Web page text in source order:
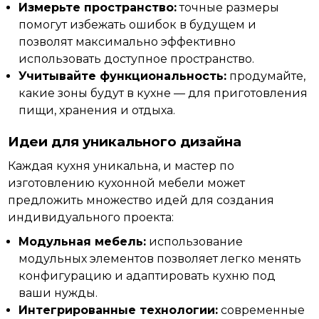
Измерьте пространство:точные размеры
помогут избежать ошибок в будущем и
позволят максимально эффективно
использовать доступное пространство.
Учитывайте функциональность: продумайте,
какие зоны будут в кухне — для приготовления
пищи, хранения и отдыха.
Идеи для уникального дизайна
Каждая кухня уникальна, и мастер по
изготовлению кухонной мебели может
предложить множество идей для создания
индивидуального проекта:
Модульная мебель: использование
модульных элементов позволяет легко менять
конфигурацию и адаптировать кухню под
ваши нужды.
Интегрированные технологии: современные